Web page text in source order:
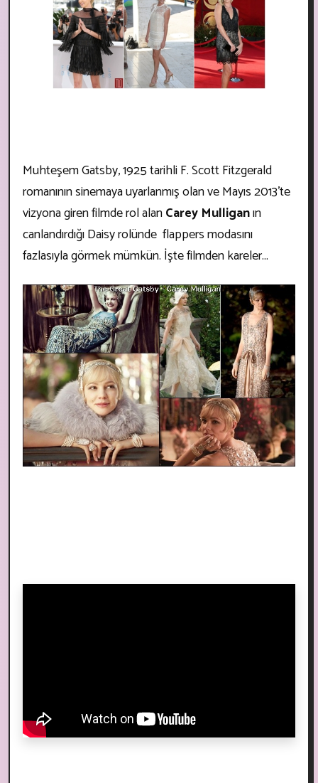
Muhteşem Gatsby, 1925 tarihli F. Scott Fitzgerald
romanının sinemaya uyarlanmış olan ve Mayıs 2013'te
vizyona giren filmde rol alanCarey Mulliganın
canlandırdığı Daisy rolünde flappers modasını
fazlasıyla görmek mümkün. İşte filmden kareler...